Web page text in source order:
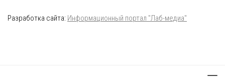
Разработка сайта: Информационный портал "Лаб-медиа"